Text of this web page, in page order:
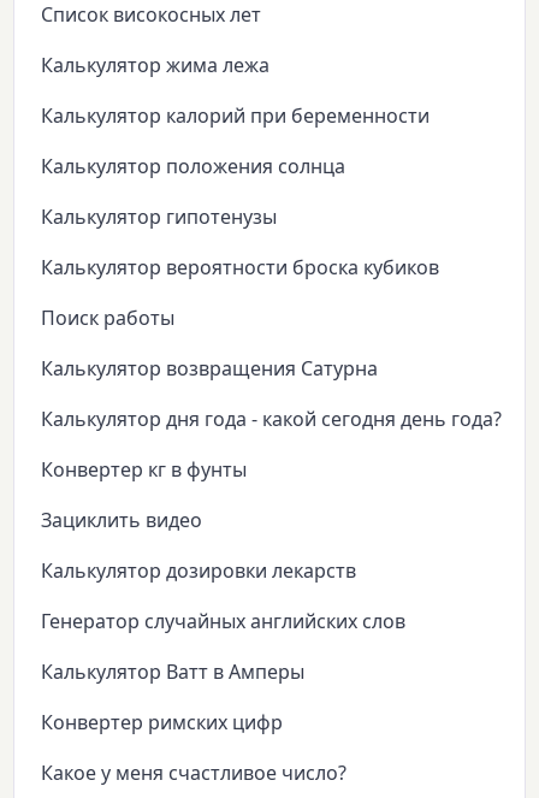
Список високосных лет
Калькулятор жима лежа
Калькулятор калорий при беременности
Калькулятор положения солнца
Калькулятор гипотенузы
Калькулятор вероятности броска кубиков
Поиск работы
Калькулятор возвращения Сатурна
Калькулятор дня года - какой сегодня день года?
Конвертер кг в фунты
Зациклить видео
Калькулятор дозировки лекарств
Генератор случайных английских слов
Калькулятор Ватт в Амперы
Конвертер римских цифр
Какое у меня счастливое число?